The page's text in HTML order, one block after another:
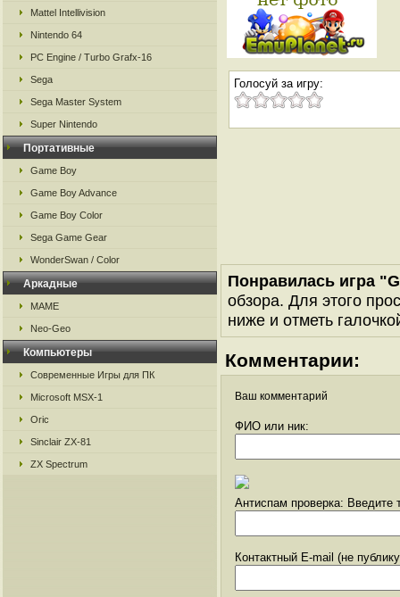
Mattel Intellivision
Nintendo 64
PC Engine / Turbo Grafx-16
Sega
Sega Master System
Super Nintendo
Портативные
Game Boy
Game Boy Advance
Game Boy Color
Sega Game Gear
WonderSwan / Color
Аркадные
MAME
Neo-Geo
Компьютеры
Современные Игры для ПК
Microsoft MSX-1
Oric
Sinclair ZX-81
ZX Spectrum
Голосуй за игру:
Понравилась игра
обзора. Для этого
ниже и отметь
Комментарии:
Ваш комментарий
ФИО или ник:
Антиспам проверка: Введите
Контактный E-mail (не